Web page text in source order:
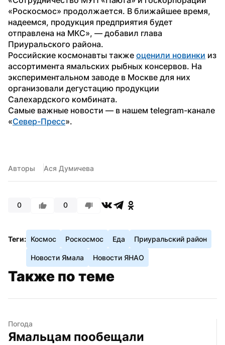
«Роскосмос» продолжается. В ближайшее время,
надеемся, продукция предприятия будет
отправлена на МКС», — добавил глава
Приуральского района.
Российские космонавты также оценили новинки из
ассортимента ямальских рыбных консервов. На
экспериментальном заводе в Москве для них
организовали дегустацию продукции
Салехардского комбината.
Самые важные новости — в нашем telegram-канале
«Север-Пресс».
Авторы Ася Думичева
0 0
Теги: Космос Роскосмос Еда Приуральский район
Новости Ямала Новости ЯНАО
Также по теме
Погода
Ямальцам пообещали